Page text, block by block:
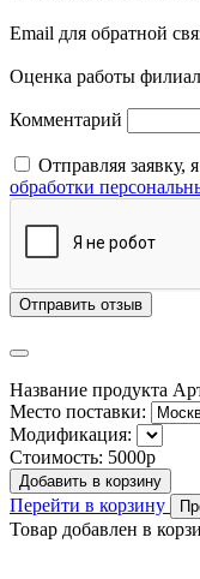
Email для обратной
Оценка работы
Комментарий
Отправляя заявку,
обработки
Отправить отзыв
Название продукта
Место поставки:
Модификация:
Стоимость: 5000р
Добавить в корзину
Перейти в корзину
Товар добавлен в